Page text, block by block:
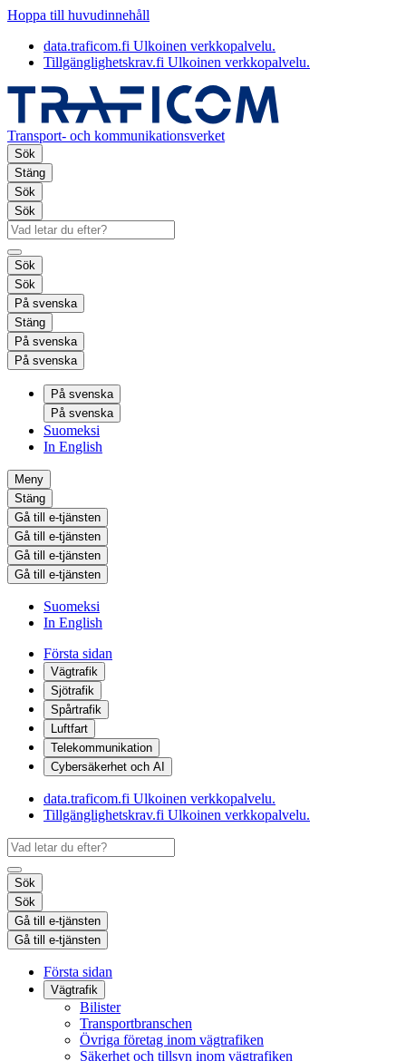
Hoppa till huvudinnehåll
data.traficom.fi Ulkoinen verkkopalvelu.
Tillgänglighetskrav.fi Ulkoinen verkkopalvelu.
Transport- och kommunikationsverket
Sök
Stäng
Sök
Sök
Sök
Sök
På svenska
Stäng
På svenska
På svenska
På svenska
På svenska
Suomeksi
In English
Meny
Stäng
Gå till e-tjänsten
Gå till e-tjänsten
Gå till e-tjänsten
Gå till e-tjänsten
Suomeksi
In English
Första sidan
Vägtrafik
Sjötrafik
Spårtrafik
Luftfart
Telekommunikation
Cybersäkerhet och AI
data.traficom.fi Ulkoinen verkkopalvelu.
Tillgänglighetskrav.fi Ulkoinen verkkopalvelu.
Sök
Sök
Gå till e-tjänsten
Gå till e-tjänsten
Första sidan
Vägtrafik
Bilister
Transportbranschen
Övriga företag inom vägtrafiken
Säkerhet och tillsyn inom vägtrafiken